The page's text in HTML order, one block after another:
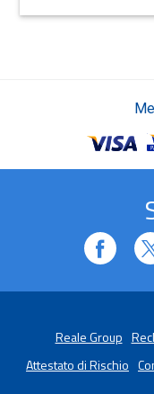
Reale Group
Attestato di Rischio